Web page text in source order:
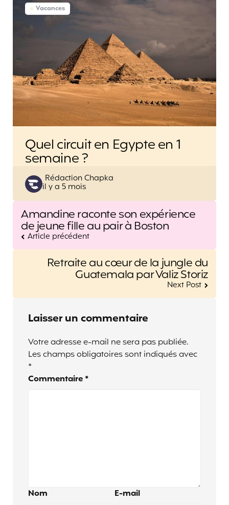
Vacances
Quel circuit en Egypte en 1
semaine ?
Posted
by
Rédaction Chapka
il y a 5 mois
Post
navigation
Amandine raconte son expérience
de jeune fille au pair à Boston
Article précédent
Retraite au cœur de la jungle du
Guatemala par Valiz Storiz
Next Post
Laisser un commentaire
Votre adresse e-mail ne sera pas publiée.
Les champs obligatoires sont indiqués avec
*
Commentaire *
Nom E-mail